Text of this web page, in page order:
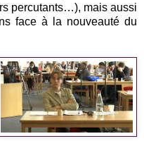
percutants…), mais aussi
face à la nouveauté du